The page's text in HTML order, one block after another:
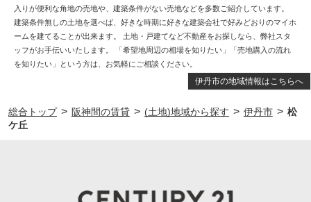
伊丹市の地域情報はこちらへ
入りが便利な角地の売地や、建築条件がない売地などを多数ご紹介しています。
建築条件無しの土地を選べば、好きな時期に好きな建築会社で好みどおりのマイホ
ームを建てることが出来ます。 土地・戸建てなど不動産をお探しなら、弊社スタ
ッフがお手伝いいたします。 「希望地周辺の相場を知りたい」「売地購入の流れ
を知りたい」という方は、お気軽にご相談ください。
総合トップ > 阪神間の賃貸 > (土地)地域から探す > 伊丹市 > 松
ケ丘